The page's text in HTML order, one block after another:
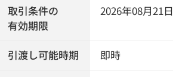
取引条件の
有効期限
2026年08月21日
引渡し可能時期 即時